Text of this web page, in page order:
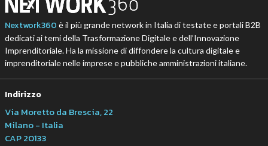
Nextwork360 è il più grande network in Italia di testate e portali B2B
dedicati ai temi della Trasformazione Digitale e dell’Innovazione
Imprenditoriale. Ha la missione di diffondere la cultura digitale e
imprenditoriale nelle imprese e pubbliche amministrazioni italiane.
Indirizzo
Via Moretto da Brescia, 22
Milano - Italia
CAP 20133